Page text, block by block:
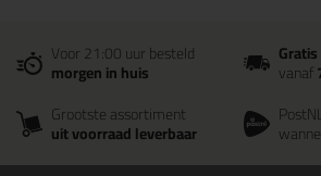
Voor 21:00 uur besteld
morgen in huis
Gratis
vanaf
Grootste assortiment
uit voorraad leverbaar